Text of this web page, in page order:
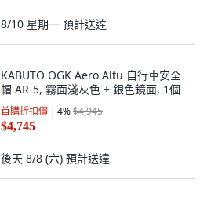
8/10 星期一 預計送達
KABUTO OGK Aero Altu 自行車安全
帽 AR-5, 霧面淺灰色 + 銀色鏡面, 1個
首購折扣價 4%$4,945
$4,745
後天 8/8 (六) 預計送達